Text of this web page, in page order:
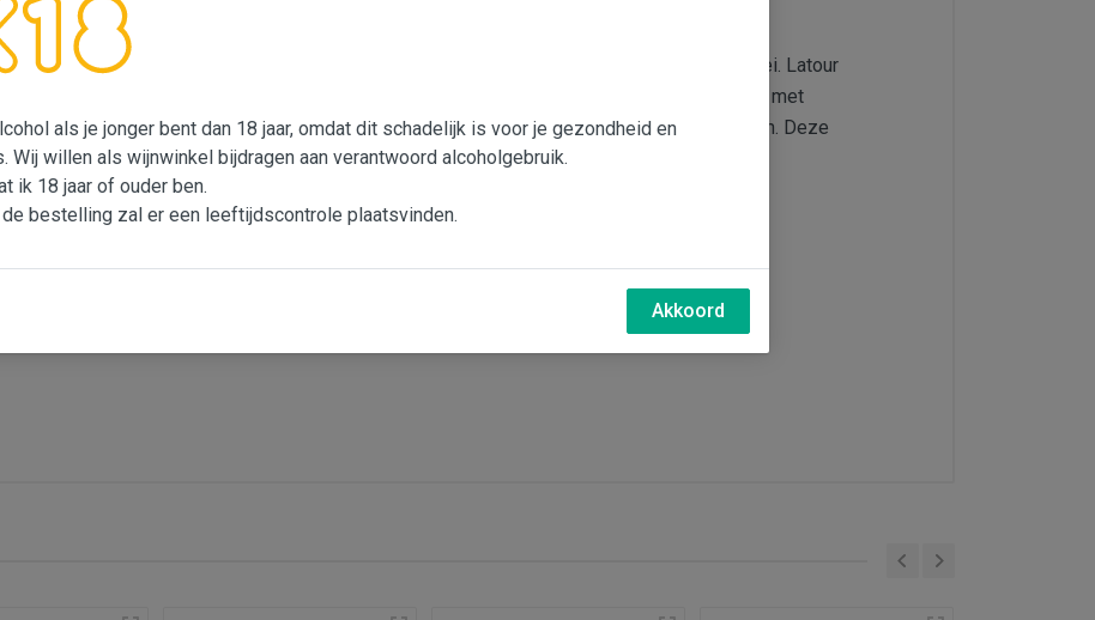
Village Latour de France ligt ten noordwesten van Perpignan, in het hart van de Agly-vallei. Latour
Côtes du Roussillon Villages Appellation die zich onderscheidde in de jaren 70. De wijnen met
een unieke plek, bodem en microklimaat waardoor ze een unieke persoonlijkheid hebben. Deze
Tonen van goed gerijpt zwart fruit, de smaak is tegelijkertijd geconcentreerd, rond,
goed verouderingspotentieel (5 tot 7 jaar)."
vaten opgevoed.
als je jonger bent dan 18 jaar, omdat dit schadelijk is voor je gezondheid en
Wij willen als wijnwinkel bijdragen aan verantwoord alcoholgebruik.
ik 18 jaar of ouder ben.
bestelling zal er een leeftijdscontrole plaatsvinden.
Akkoord